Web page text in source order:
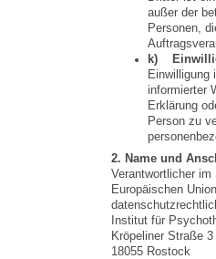
außer der
Personen,
k)
Einwilligung
informierter
Erklärung
Person zu
2. Name und
Verantwortlicher
Europäischen
Institut für
Kröpeliner Straße 3
18055 Rostock